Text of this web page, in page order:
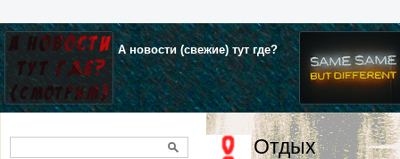
А новости (свежие) тут где?
Отдых